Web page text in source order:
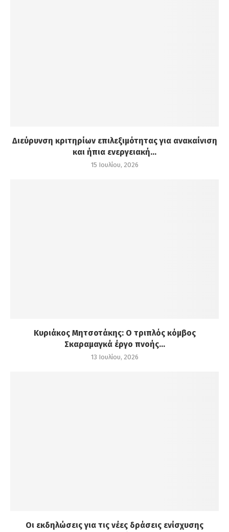
Διεύρυνση κριτηρίων επιλεξιμότητας για ανακαίνιση
και ήπια ενεργειακή...
15 Ιουλίου, 2026
Κυριάκος Μητσοτάκης: Ο τριπλός κόμβος
Σκαραμαγκά έργο πνοής...
13 Ιουλίου, 2026
Οι εκδηλώσεις για τις νέες δράσεις ενίσχυσης